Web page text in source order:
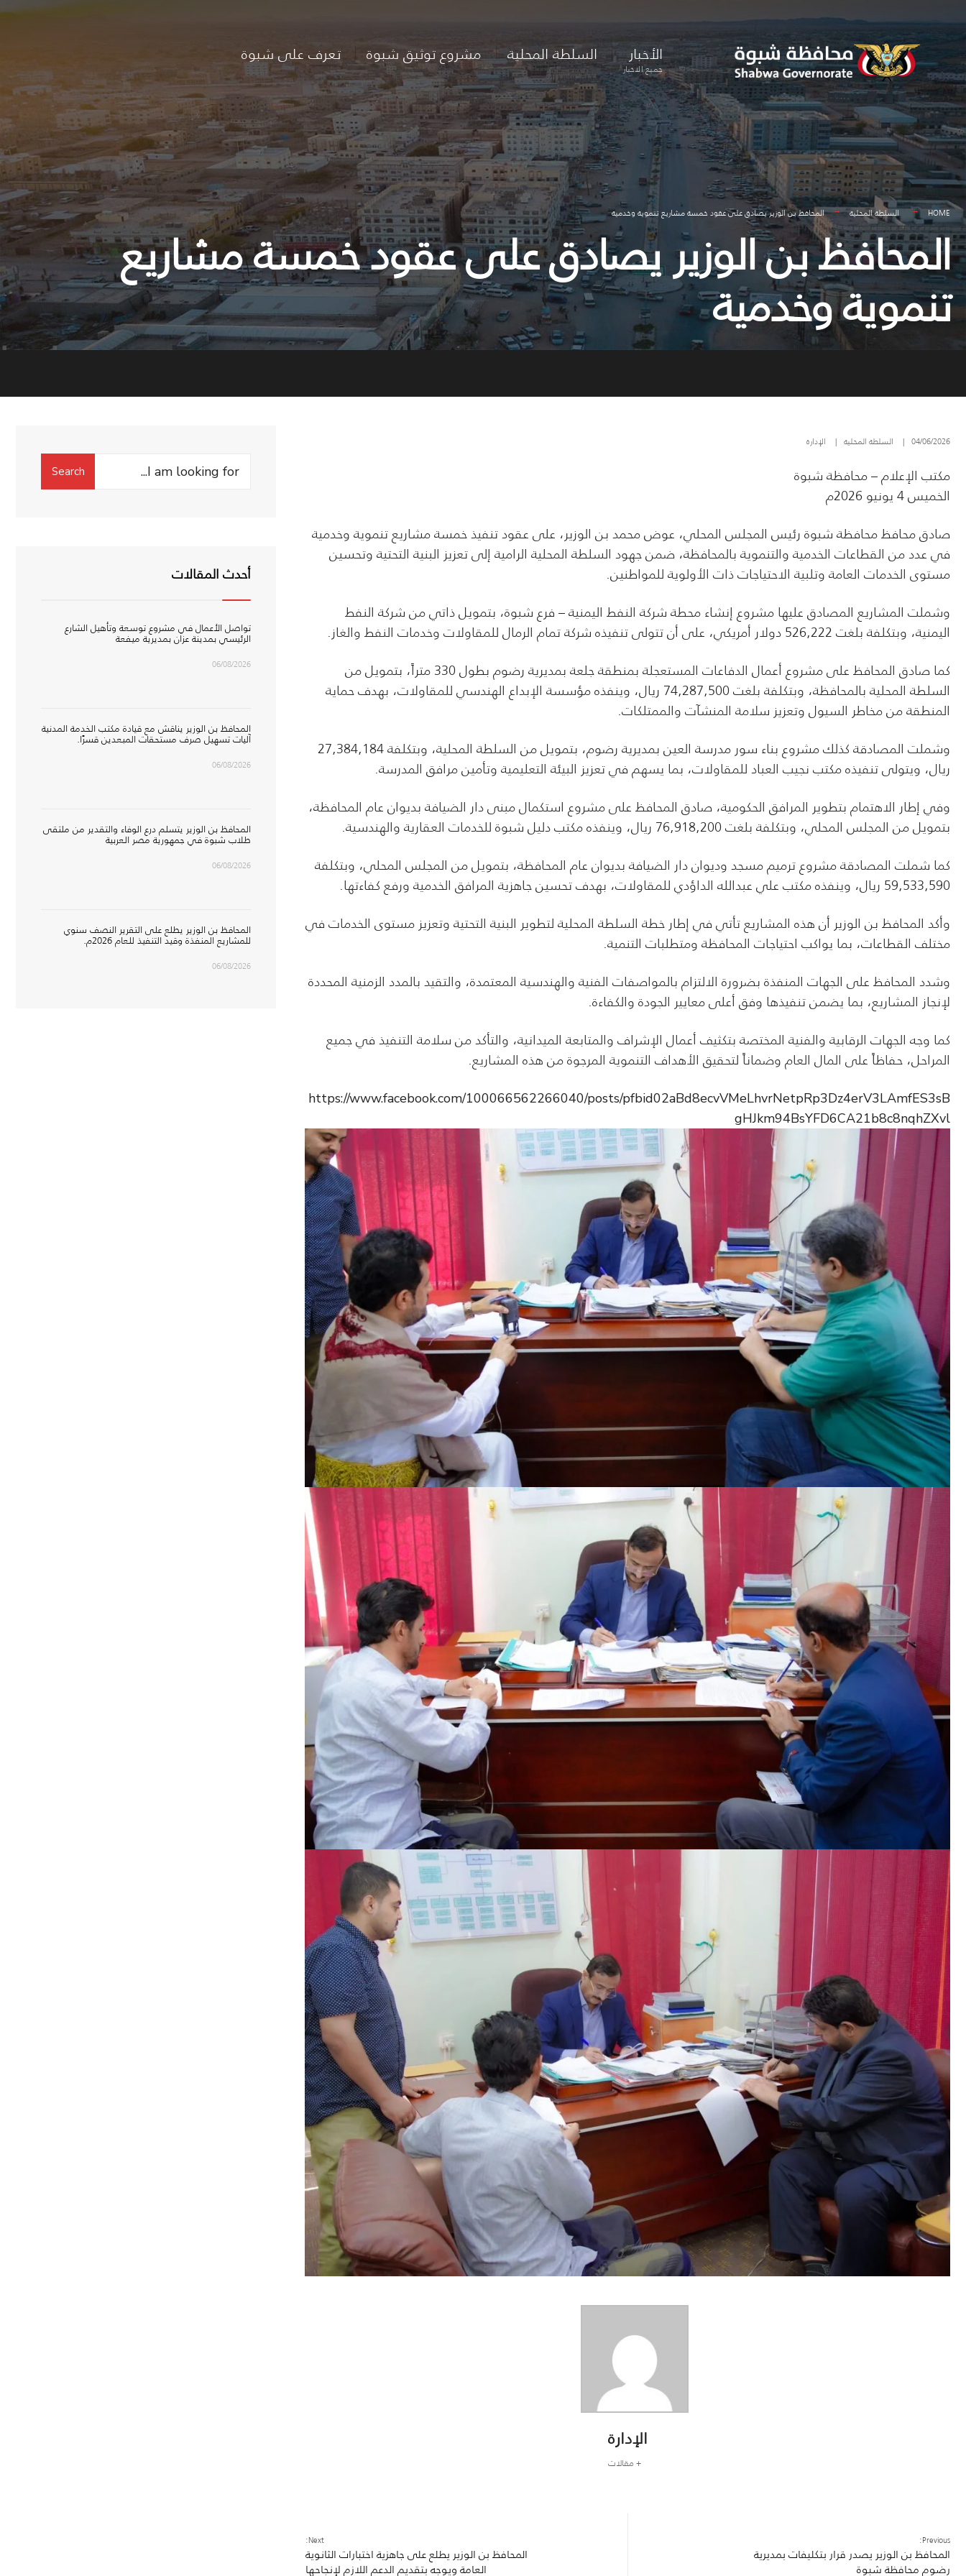
content
الأخبار
جميع الاخبار
السلطة المحلية مشروع توثيق شبوة تعرف على شبوة
HOME السلطة المحلية المحافظ بن الوزير يصادق على عقود خمسة مشاريع تنموية وخدمية
المحافظ بن الوزير يصادق على عقود خمسة مشاريع
تنموية وخدمية
04/06/2026
| السلطة المحلية | الإدارة
مكتب الإعلام – محافظة شبوة
الخميس 4 يونيو 2026م
صادق محافظ محافظة شبوة رئيس المجلس المحلي، عوض محمد بن الوزير، على عقود تنفيذ خمسة مشاريع تنموية وخدمية
في عدد من القطاعات الخدمية والتنموية بالمحافظة، ضمن جهود السلطة المحلية الرامية إلى تعزيز البنية التحتية وتحسين
مستوى الخدمات العامة وتلبية الاحتياجات ذات الأولوية للمواطنين.
وشملت المشاريع المصادق عليها مشروع إنشاء محطة شركة النفط اليمنية – فرع شبوة، بتمويل ذاتي من شركة النفط
اليمنية، وبتكلفة بلغت 526,222 دولار أمريكي، على أن تتولى تنفيذه شركة تمام الرمال للمقاولات وخدمات النفط والغاز.
كما صادق المحافظ على مشروع أعمال الدفاعات المستعجلة بمنطقة جلعة بمديرية رضوم بطول 330 متراً، بتمويل من
السلطة المحلية بالمحافظة، وبتكلفة بلغت 74,287,500 ريال، وينفذه مؤسسة الإبداع الهندسي للمقاولات، بهدف حماية
المنطقة من مخاطر السيول وتعزيز سلامة المنشآت والممتلكات.
وشملت المصادقة كذلك مشروع بناء سور مدرسة العين بمديرية رضوم، بتمويل من السلطة المحلية، وبتكلفة 27,384,184
ريال، ويتولى تنفيذه مكتب نجيب العباد للمقاولات، بما يسهم في تعزيز البيئة التعليمية وتأمين مرافق المدرسة.
وفي إطار الاهتمام بتطوير المرافق الحكومية، صادق المحافظ على مشروع استكمال مبنى دار الضيافة بديوان عام المحافظة،
بتمويل من المجلس المحلي، وبتكلفة بلغت 76,918,200 ريال، وينفذه مكتب دليل شبوة للخدمات العقارية والهندسية.
كما شملت المصادقة مشروع ترميم مسجد وديوان دار الضيافة بديوان عام المحافظة، بتمويل من المجلس المحلي، وبتكلفة
59,533,590 ريال، وينفذه مكتب علي عبدالله الداؤدي للمقاولات، بهدف تحسين جاهزية المرافق الخدمية ورفع كفاءتها.
وأكد المحافظ بن الوزير أن هذه المشاريع تأتي في إطار خطة السلطة المحلية لتطوير البنية التحتية وتعزيز مستوى الخدمات في
مختلف القطاعات، بما يواكب احتياجات المحافظة ومتطلبات التنمية.
وشدد المحافظ على الجهات المنفذة بضرورة الالتزام بالمواصفات الفنية والهندسية المعتمدة، والتقيد بالمدد الزمنية المحددة
لإنجاز المشاريع، بما يضمن تنفيذها وفق أعلى معايير الجودة والكفاءة.
كما وجه الجهات الرقابية والفنية المختصة بتكثيف أعمال الإشراف والمتابعة الميدانية، والتأكد من سلامة التنفيذ في جميع
المراحل، حفاظاً على المال العام وضماناً لتحقيق الأهداف التنموية المرجوة من هذه المشاريع.
https://www.facebook.com/100066562266040/posts/pfbid02aBd8ecvVMeLhvrNetpRp3Dz4erV3LAmfES3sB
gHJkm94BsYFD6CA21b8c8nqhZXvl
الإدارة
+ مقالات
Previous:
المحافظ بن الوزير يصدر قرار بتكليفات بمديرية
رضوم محافظة شبوة
Next:
المحافظ بن الوزير يطلع على جاهزية اختبارات الثانوية
العامة ويوجه بتقديم الدعم اللازم لإنجاحها
Search
Search
أحدث المقالات
تواصل الأعمال في مشروع توسعة وتأهيل الشارع
الرئيسي بمدينة عزان بمديرية ميفعة
06/08/2026
المحافظ بن الوزير يناقش مع قيادة مكتب الخدمة المدنية
آليات تسهيل صرف مستحقات المبعدين قسرًا.
06/08/2026
المحافظ بن الوزير يتسلم درع الوفاء والتقدير من ملتقى
طلاب شبوة في جمهورية مصر العربية
06/08/2026
المحافظ بن الوزير يطلع على التقرير النصف سنوي
للمشاريع المنفذة وقيد التنفيذ للعام 2026م.
06/08/2026